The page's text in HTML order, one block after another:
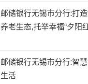
邮储银行无锡市分行:打造
养老生态,托举幸福“夕阳
邮储银行无锡市分行:智
生活